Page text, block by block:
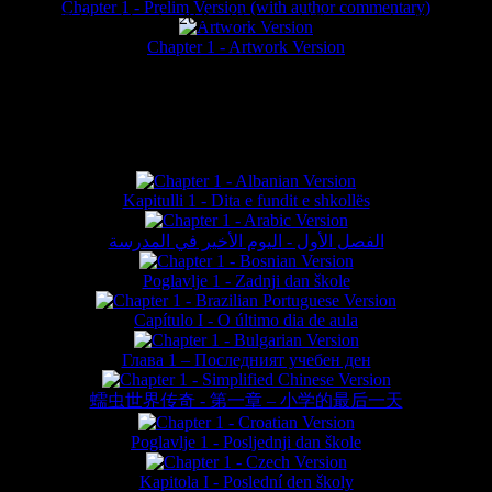
Chapter 1 - Prelim Version (with author commentary)
Chapter 1 - Artwork Version
Kapitulli 1 - Dita e fundit e shkollës
الفصل الأول - اليوم الأخير في المدرسة
Poglavlje 1 - Zadnji dan škole
Capítulo I - O último dia de aula
Глава 1 – Последният учебен ден
蠕虫世界传奇 - 第一章 – 小学的最后一天
Poglavlje 1 - Posljednji dan škole
Kapitola I - Poslední den školy
website © Daniel Lieske 2026 - Wormworld® is a registered